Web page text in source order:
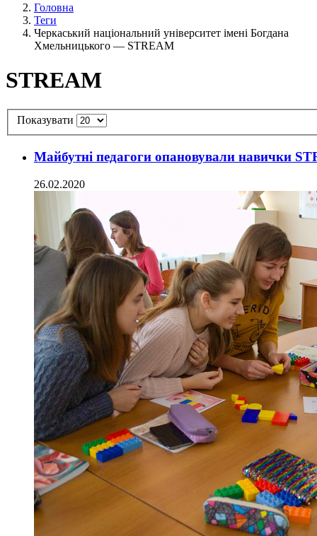
Головна
Теги
Черкаський національний університет імені Богдана
Хмельницького — STREAM
STREAM
Показувати
Майбутні педагоги опановували навички
26.02.2020